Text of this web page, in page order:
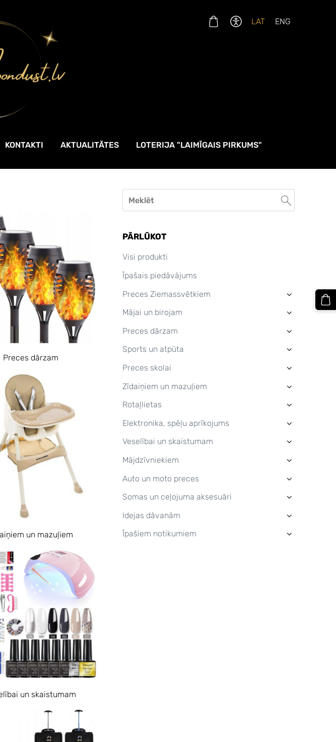
KONTAKTI AKTUALITĀTES LOTERIJA "LAIMĪGAIS PIRKUMS"
LAT ENG
PĀRLŪKOT
Visi produkti
Īpašais piedāvājums
Preces Ziemassvētkiem
›
Mājai un birojam ›
Preces dārzam ›
Sports un atpūta ›
Preces skolai ›
Zīdaiņiem un mazuļiem ›
Rotaļlietas ›
Elektronika, spēļu aprīkojums ›
Veselībai un skaistumam ›
Mājdzīvniekiem ›
Auto un moto preces ›
Somas un ceļojuma aksesuāri ›
Idejas dāvanām ›
Īpašiem notikumiem ›
Preces dārzam
un mazuļiem
un skaistumam